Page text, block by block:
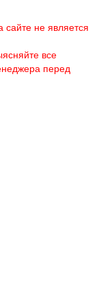
не является
все
перед